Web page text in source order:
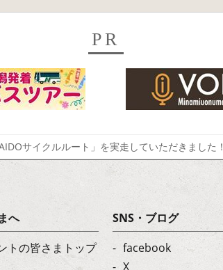
PR
サイクルルート」を実走していただきました！
へ
トの皆さまトップ
SNS・ブログ
facebook
X